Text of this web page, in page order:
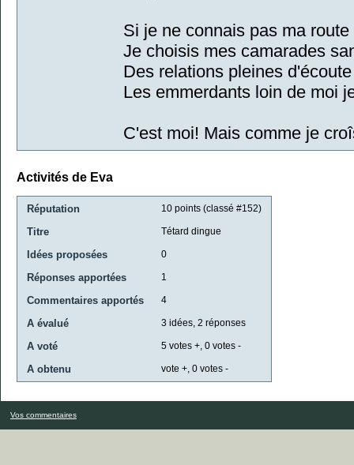
Si je ne connais pas ma route
Je choisis mes camarades
Des relations pleines d'écoute
Les emmerdants loin de moi
C'est moi! Mais comme je
Activités de Eva
Réputation 10 points (classé #152)
Titre Tétard dingue
Idées proposées 0
Réponses apportées 1
Commentaires apportés 4
A évalué 3 idées, 2 réponses
A voté 5 votes +, 0 votes -
A obtenu vote +, 0 votes -
Vos commentaires